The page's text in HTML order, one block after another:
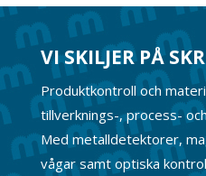
VI SKILJER PÅ
Produktkontroll och
tillverknings-, process-
Med metalldetektorer,
vågar samt optiska